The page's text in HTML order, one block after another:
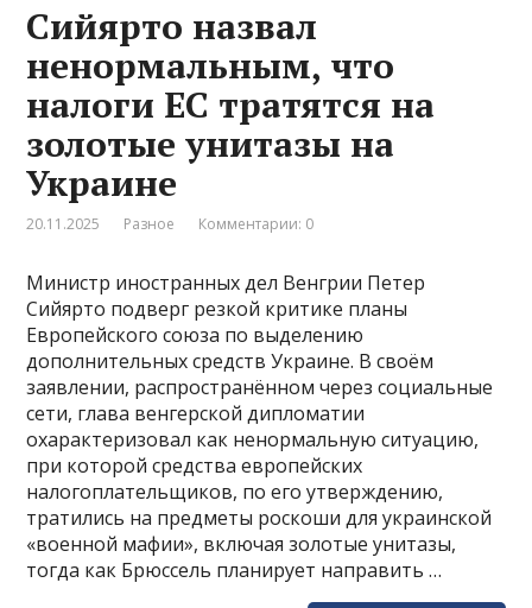
Сийярто назвал
ненормальным, что
налоги ЕС тратятся на
золотые унитазы на
Украине
20.11.2025 Разное Комментарии: 0
Министр иностранных дел Венгрии Петер
Сийярто подверг резкой критике планы
Европейского союза по выделению
дополнительных средств Украине. В своём
заявлении, распространённом через социальные
сети, глава венгерской дипломатии
охарактеризовал как ненормальную ситуацию,
при которой средства европейских
налогоплательщиков, по его утверждению,
тратились на предметы роскоши для украинской
«военной мафии», включая золотые унитазы,
тогда как Брюссель планирует направить …